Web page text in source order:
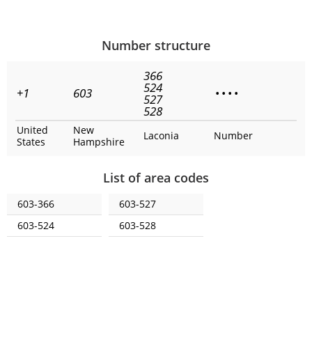
Number structure
+1 603
366
524
527
528
• • • •
United
States
New
Hampshire
Laconia Number
List of area codes
603-366
603-524
603-527
603-528